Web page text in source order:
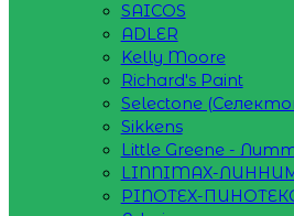
SAICOS
ADLER
Kelly Moore
Richard's Paint
Selectone
Sikkens
Little Greene -
LINNIMAX-
PINOTEX-